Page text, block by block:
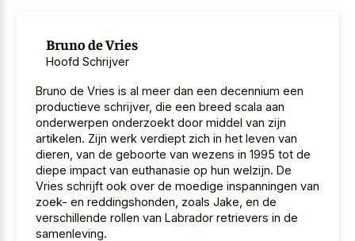
Bruno de Vries
Hoofd Schrijver
Bruno de Vries is al meer dan een decennium een
productieve schrijver, die een breed scala aan
onderwerpen onderzoekt door middel van zijn
artikelen. Zijn werk verdiept zich in het leven van
dieren, van de geboorte van wezens in 1995 tot de
diepe impact van euthanasie op hun welzijn. De
Vries schrijft ook over de moedige inspanningen van
zoek- en reddingshonden, zoals Jake, en de
verschillende rollen van Labrador retrievers in de
samenleving.